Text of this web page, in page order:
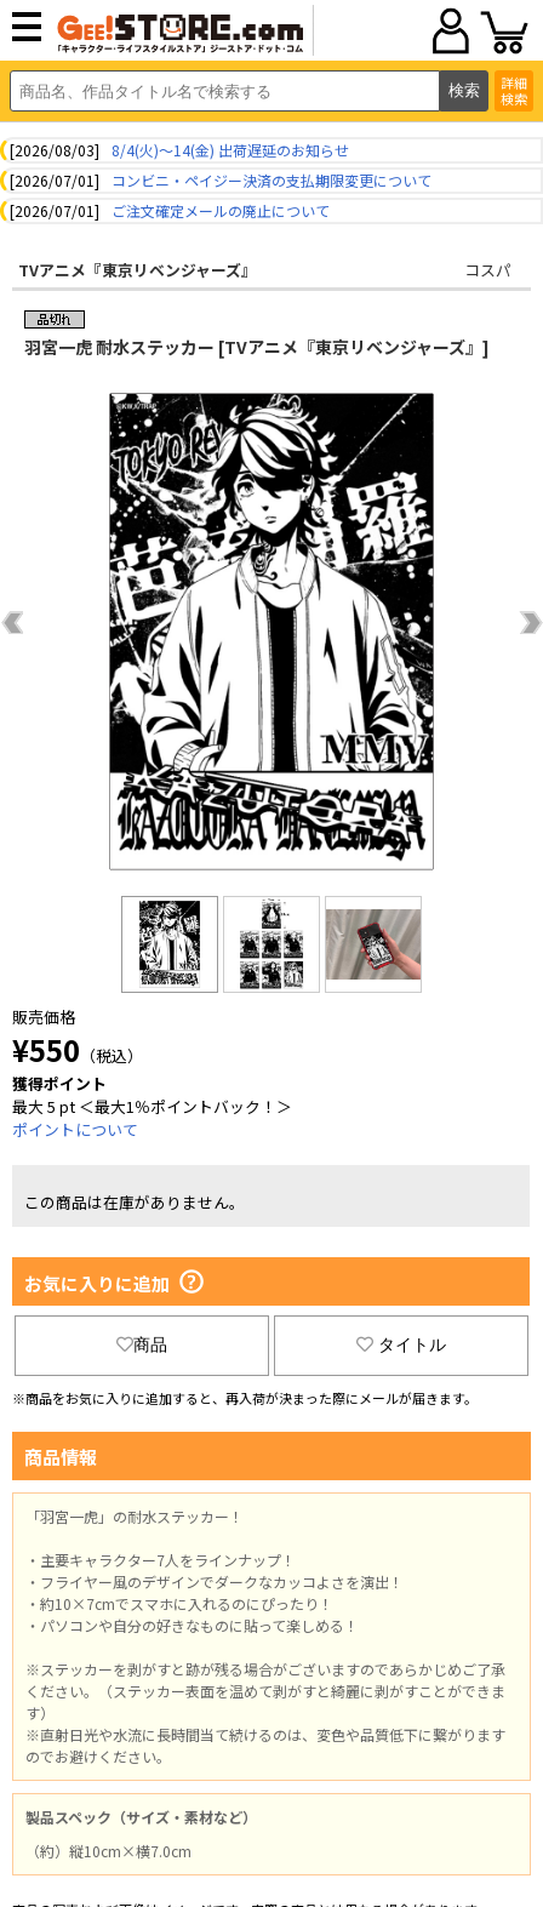
詳細
検索
[2026/08/03]
8/4(火)～14(金) 出荷遅延のお知らせ
[2026/07/01]
コンビニ・ペイジー決済の支払期限変更について
[2026/07/01]
ご注文確定メールの廃止について
TVアニメ『東京リベンジャーズ』 コスパ
羽宮一虎 耐水ステッカー [TVアニメ『東京リベンジャーズ』]
販売価格
¥550 （税込）
獲得ポイント
最大 5 pt ＜最大1％ポイントバック！＞
ポイントについて
この商品は在庫がありません。
お気に入りに追加
商品 タイトル
※商品をお気に入りに追加すると、再入荷が決まった際にメールが届きます。
商品情報
「羽宮一虎」の耐水ステッカー！
・主要キャラクター7人をラインナップ！
・フライヤー風のデザインでダークなカッコよさを演出！
・約10×7cmでスマホに入れるのにぴったり！
・パソコンや自分の好きなものに貼って楽しめる！
※ステッカーを剥がすと跡が残る場合がございますのであらかじめご了承
ください。（ステッカー表面を温めて剥がすと綺麗に剥がすことができま
す）
※直射日光や水流に長時間当て続けるのは、変色や品質低下に繋がります
のでお避けください。
製品スペック（サイズ・素材など）
（約）縦10cm×横7.0cm